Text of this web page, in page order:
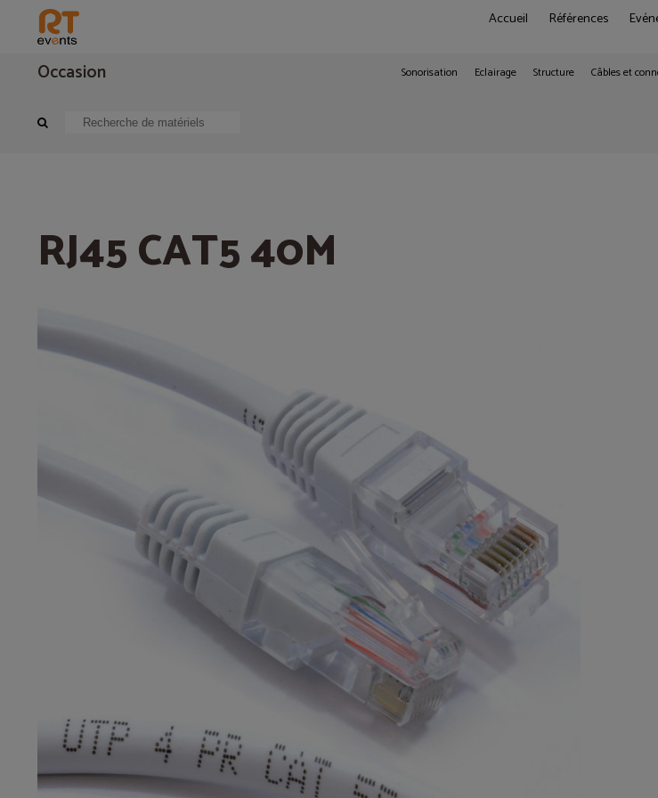
Accueil Références
Occasion Sonorisation Eclairage Structure Câbles et
Cablage audiovisuel Cablage réseau
RJ45 CAT5 40M